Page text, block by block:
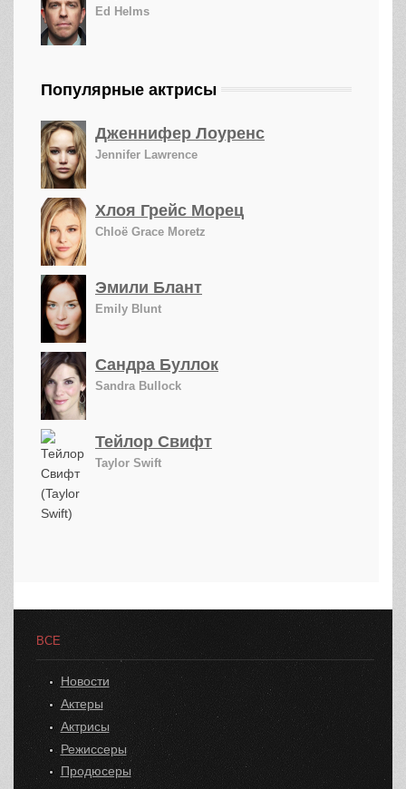
Ed Helms
Популярные актрисы
Дженнифер Лоуренс
Jennifer Lawrence
Хлоя Грейс Морец
Chloë Grace Moretz
Эмили Блант
Emily Blunt
Сандра Буллок
Sandra Bullock
Тейлор Свифт
Taylor Swift
ВСЕ
Новости
Актеры
Актрисы
Режиссеры
Продюсеры